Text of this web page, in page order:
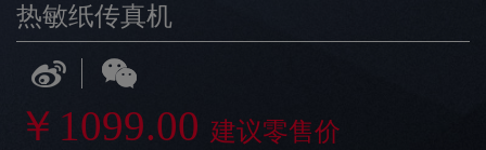
热敏纸传真机
￥1099.00 建议零售价